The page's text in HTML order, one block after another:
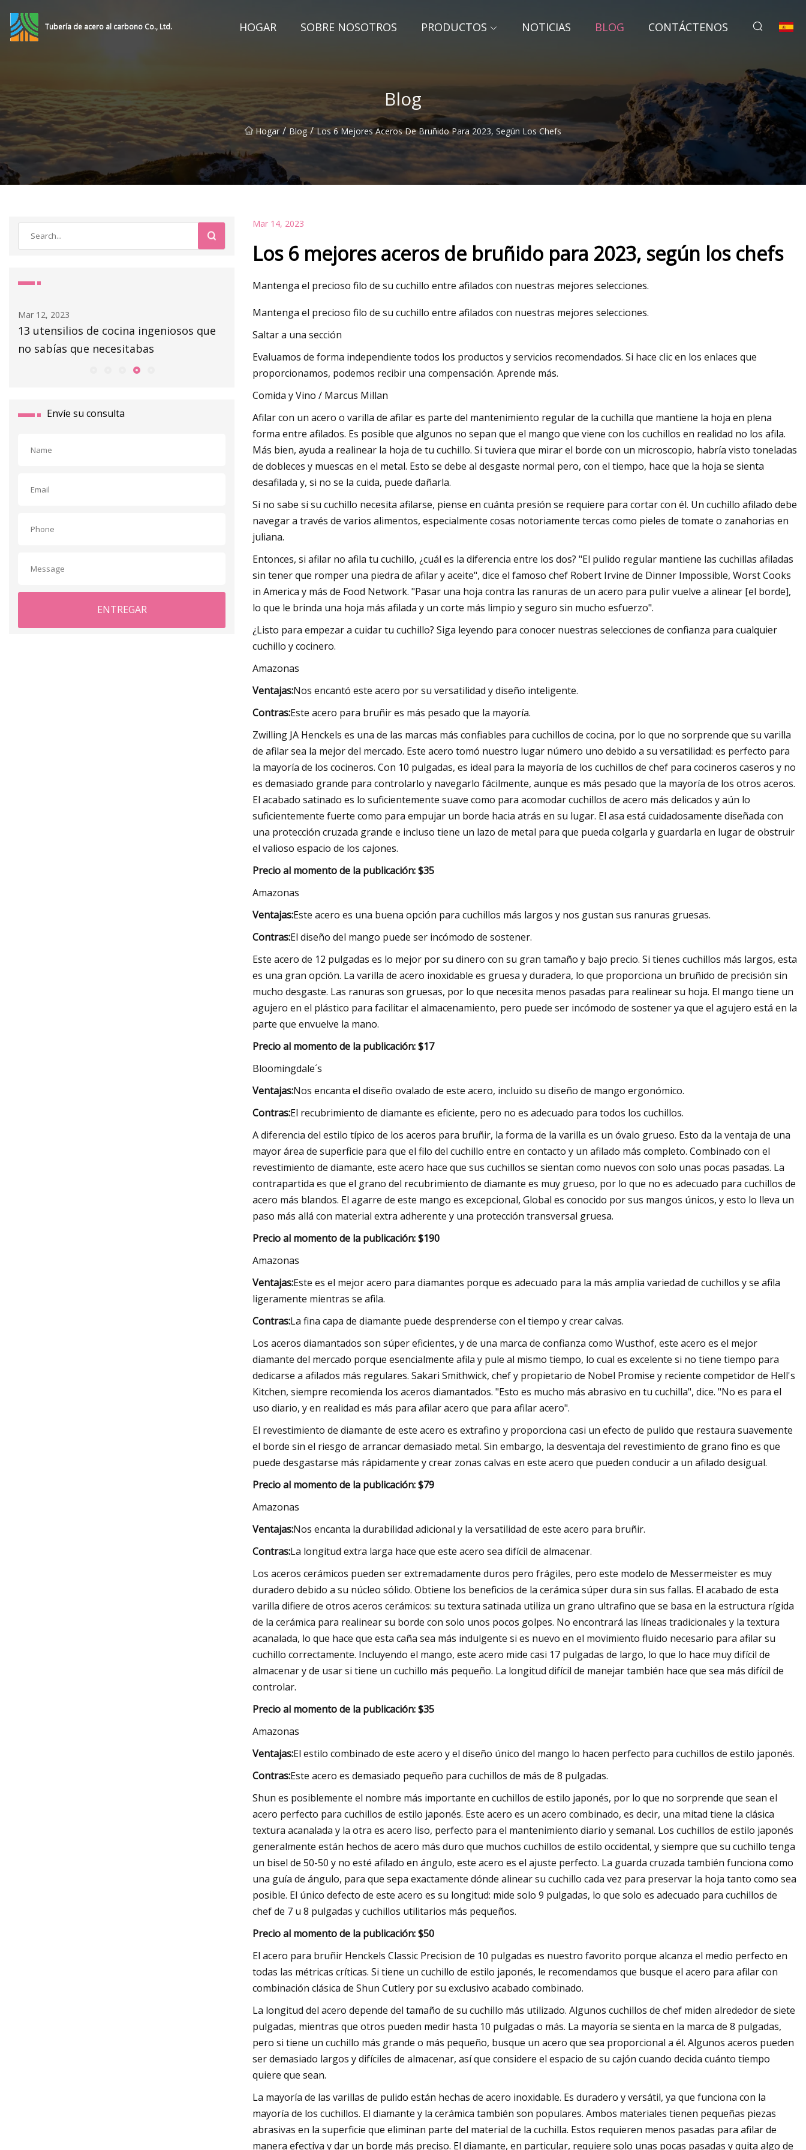
Tubería de acero al carbono Co., Ltd. HOGAR SOBRE NOSOTROS PRODUCTOS NOTICIAS BLOG CONTÁCTENOS
Blog
Hogar / Blog / Los 6 Mejores Aceros De Bruñido Para 2023, Según Los Chefs
Mar 14, 2023
Los 6 mejores aceros de bruñido para
2023, según los chefs
Mar 06, 2023
Casas recién construidas que puede
Envíe su consulta
ENTREGAR
Mar 14, 2023
Los 6 mejores aceros de bruñido para 2023, según los chefs
Mantenga el precioso filo de su cuchillo entre afilados con nuestras mejores selecciones.
Mantenga el precioso filo de su cuchillo entre afilados con nuestras mejores selecciones.
Saltar a una sección
Evaluamos de forma independiente todos los productos y servicios recomendados. Si hace clic en los enlaces que
proporcionamos, podemos recibir una compensación. Aprende más.
Comida y Vino / Marcus Millan
Afilar con un acero o varilla de afilar es parte del mantenimiento regular de la cuchilla que mantiene la hoja en plena
forma entre afilados. Es posible que algunos no sepan que el mango que viene con los cuchillos en realidad no los afila.
Más bien, ayuda a realinear la hoja de tu cuchillo. Si tuviera que mirar el borde con un microscopio, habría visto toneladas
de dobleces y muescas en el metal. Esto se debe al desgaste normal pero, con el tiempo, hace que la hoja se sienta
desafilada y, si no se la cuida, puede dañarla.
Si no sabe si su cuchillo necesita afilarse, piense en cuánta presión se requiere para cortar con él. Un cuchillo afilado debe
navegar a través de varios alimentos, especialmente cosas notoriamente tercas como pieles de tomate o zanahorias en
juliana.
Entonces, si afilar no afila tu cuchillo, ¿cuál es la diferencia entre los dos? "El pulido regular mantiene las cuchillas afiladas
sin tener que romper una piedra de afilar y aceite", dice el famoso chef Robert Irvine de Dinner Impossible, Worst Cooks
in America y más de Food Network. "Pasar una hoja contra las ranuras de un acero para pulir vuelve a alinear [el borde],
lo que le brinda una hoja más afilada y un corte más limpio y seguro sin mucho esfuerzo".
¿Listo para empezar a cuidar tu cuchillo? Siga leyendo para conocer nuestras selecciones de confianza para cualquier
cuchillo y cocinero.
Amazonas
Ventajas:Nos encantó este acero por su versatilidad y diseño inteligente.
Contras:Este acero para bruñir es más pesado que la mayoría.
Zwilling JA Henckels es una de las marcas más confiables para cuchillos de cocina, por lo que no sorprende que su varilla
de afilar sea la mejor del mercado. Este acero tomó nuestro lugar número uno debido a su versatilidad: es perfecto para
la mayoría de los cocineros. Con 10 pulgadas, es ideal para la mayoría de los cuchillos de chef para cocineros caseros y no
es demasiado grande para controlarlo y navegarlo fácilmente, aunque es más pesado que la mayoría de los otros aceros.
El acabado satinado es lo suficientemente suave como para acomodar cuchillos de acero más delicados y aún lo
suficientemente fuerte como para empujar un borde hacia atrás en su lugar. El asa está cuidadosamente diseñada con
una protección cruzada grande e incluso tiene un lazo de metal para que pueda colgarla y guardarla en lugar de obstruir
el valioso espacio de los cajones.
Precio al momento de la publicación: $35
Amazonas
Ventajas:Este acero es una buena opción para cuchillos más largos y nos gustan sus ranuras gruesas.
Contras:El diseño del mango puede ser incómodo de sostener.
Este acero de 12 pulgadas es lo mejor por su dinero con su gran tamaño y bajo precio. Si tienes cuchillos más largos, esta
es una gran opción. La varilla de acero inoxidable es gruesa y duradera, lo que proporciona un bruñido de precisión sin
mucho desgaste. Las ranuras son gruesas, por lo que necesita menos pasadas para realinear su hoja. El mango tiene un
agujero en el plástico para facilitar el almacenamiento, pero puede ser incómodo de sostener ya que el agujero está en la
parte que envuelve la mano.
Precio al momento de la publicación: $17
Bloomingdale´s
Ventajas:Nos encanta el diseño ovalado de este acero, incluido su diseño de mango ergonómico.
Contras:El recubrimiento de diamante es eficiente, pero no es adecuado para todos los cuchillos.
A diferencia del estilo típico de los aceros para bruñir, la forma de la varilla es un óvalo grueso. Esto da la ventaja de una
mayor área de superficie para que el filo del cuchillo entre en contacto y un afilado más completo. Combinado con el
revestimiento de diamante, este acero hace que sus cuchillos se sientan como nuevos con solo unas pocas pasadas. La
contrapartida es que el grano del recubrimiento de diamante es muy grueso, por lo que no es adecuado para cuchillos de
acero más blandos. El agarre de este mango es excepcional, Global es conocido por sus mangos únicos, y esto lo lleva un
paso más allá con material extra adherente y una protección transversal gruesa.
Precio al momento de la publicación: $190
Amazonas
Ventajas:Este es el mejor acero para diamantes porque es adecuado para la más amplia variedad de cuchillos y se afila
ligeramente mientras se afila.
Contras:La fina capa de diamante puede desprenderse con el tiempo y crear calvas.
Los aceros diamantados son súper eficientes, y de una marca de confianza como Wusthof, este acero es el mejor
diamante del mercado porque esencialmente afila y pule al mismo tiempo, lo cual es excelente si no tiene tiempo para
dedicarse a afilados más regulares. Sakari Smithwick, chef y propietario de Nobel Promise y reciente competidor de Hell's
Kitchen, siempre recomienda los aceros diamantados. "Esto es mucho más abrasivo en tu cuchilla", dice. "No es para el
uso diario, y en realidad es más para afilar acero que para afilar acero".
El revestimiento de diamante de este acero es extrafino y proporciona casi un efecto de pulido que restaura suavemente
el borde sin el riesgo de arrancar demasiado metal. Sin embargo, la desventaja del revestimiento de grano fino es que
puede desgastarse más rápidamente y crear zonas calvas en este acero que pueden conducir a un afilado desigual.
Precio al momento de la publicación: $79
Amazonas
Ventajas:Nos encanta la durabilidad adicional y la versatilidad de este acero para bruñir.
Contras:La longitud extra larga hace que este acero sea difícil de almacenar.
Los aceros cerámicos pueden ser extremadamente duros pero frágiles, pero este modelo de Messermeister es muy
duradero debido a su núcleo sólido. Obtiene los beneficios de la cerámica súper dura sin sus fallas. El acabado de esta
varilla difiere de otros aceros cerámicos: su textura satinada utiliza un grano ultrafino que se basa en la estructura rígida
de la cerámica para realinear su borde con solo unos pocos golpes. No encontrará las líneas tradicionales y la textura
acanalada, lo que hace que esta caña sea más indulgente si es nuevo en el movimiento fluido necesario para afilar su
cuchillo correctamente. Incluyendo el mango, este acero mide casi 17 pulgadas de largo, lo que lo hace muy difícil de
almacenar y de usar si tiene un cuchillo más pequeño. La longitud difícil de manejar también hace que sea más difícil de
controlar.
Precio al momento de la publicación: $35
Amazonas
Ventajas:El estilo combinado de este acero y el diseño único del mango lo hacen perfecto para cuchillos de estilo japonés.
Contras:Este acero es demasiado pequeño para cuchillos de más de 8 pulgadas.
Shun es posiblemente el nombre más importante en cuchillos de estilo japonés, por lo que no sorprende que sean el
acero perfecto para cuchillos de estilo japonés. Este acero es un acero combinado, es decir, una mitad tiene la clásica
textura acanalada y la otra es acero liso, perfecto para el mantenimiento diario y semanal. Los cuchillos de estilo japonés
generalmente están hechos de acero más duro que muchos cuchillos de estilo occidental, y siempre que su cuchillo tenga
un bisel de 50-50 y no esté afilado en ángulo, este acero es el ajuste perfecto. La guarda cruzada también funciona como
una guía de ángulo, para que sepa exactamente dónde alinear su cuchillo cada vez para preservar la hoja tanto como sea
posible. El único defecto de este acero es su longitud: mide solo 9 pulgadas, lo que solo es adecuado para cuchillos de
chef de 7 u 8 pulgadas y cuchillos utilitarios más pequeños.
Precio al momento de la publicación: $50
El acero para bruñir Henckels Classic Precision de 10 pulgadas es nuestro favorito porque alcanza el medio perfecto en
todas las métricas críticas. Si tiene un cuchillo de estilo japonés, le recomendamos que busque el acero para afilar con
combinación clásica de Shun Cutlery por su exclusivo acabado combinado.
La longitud del acero depende del tamaño de su cuchillo más utilizado. Algunos cuchillos de chef miden alrededor de siete
pulgadas, mientras que otros pueden medir hasta 10 pulgadas o más. La mayoría se sienta en la marca de 8 pulgadas,
pero si tiene un cuchillo más grande o más pequeño, busque un acero que sea proporcional a él. Algunos aceros pueden
ser demasiado largos y difíciles de almacenar, así que considere el espacio de su cajón cuando decida cuánto tiempo
quiere que sean.
La mayoría de las varillas de pulido están hechas de acero inoxidable. Es duradero y versátil, ya que funciona con la
mayoría de los cuchillos. El diamante y la cerámica también son populares. Ambos materiales tienen pequeñas piezas
abrasivas en la superficie que eliminan parte del material de la cuchilla. Estos requieren menos pasadas para afilar de
manera efectiva y dar un borde más preciso. El diamante, en particular, requiere solo unas pocas pasadas y quita algo de